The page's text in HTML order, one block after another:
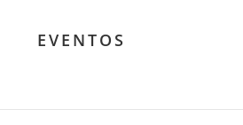
EVENTOS